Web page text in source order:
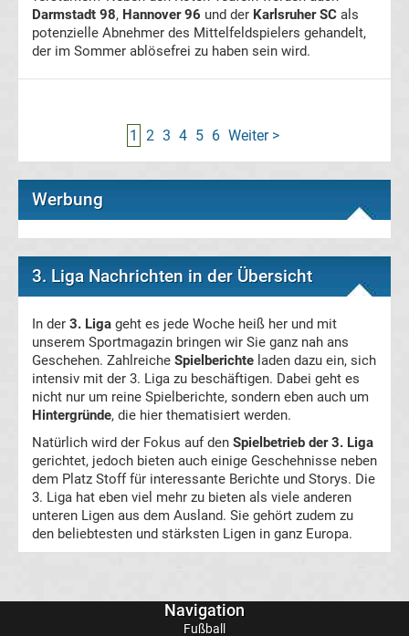
Boxen
Motorsport
Formel
MotoGP
Eishockey
DEL
NHL
Sportarten
Darmstadt 98, Hannover 96 und der Karlsruher SC als
potenzielle Abnehmer des Mittelfeldspielers gehandelt,
der im Sommer ablösefrei zu haben sein wird.
1 2 3 4 5 6 Weiter >
Werbung
3. Liga Nachrichten in der Übersicht
In der 3. Liga geht es jede Woche heiß her und mit
unserem Sportmagazin bringen wir Sie ganz nah ans
Geschehen. Zahlreiche Spielberichte laden dazu ein, sich
intensiv mit der 3. Liga zu beschäftigen. Dabei geht es
nicht nur um reine Spielberichte, sondern eben auch um
Hintergründe, die hier thematisiert werden.
Natürlich wird der Fokus auf den Spielbetrieb der 3. Liga
gerichtet, jedoch bieten auch einige Geschehnisse neben
dem Platz Stoff für interessante Berichte und Storys. Die
3. Liga hat eben viel mehr zu bieten als viele anderen
unteren Ligen aus dem Ausland. Sie gehört zudem zu
den beliebtesten und stärksten Ligen in ganz Europa.
Navigation
Fußball